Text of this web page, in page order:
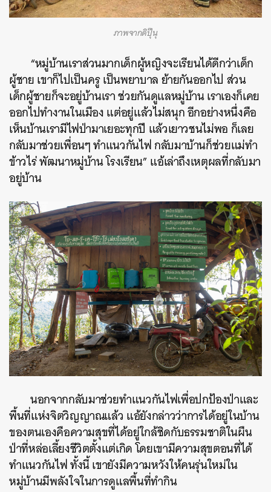
ภาพจากดิปุ๊นุ
“หมู่บ้านเราส่วนมากเด็กผู้หญิงจะเรียนได้ดีกว่าเด็ก
ผู้ชาย เขาก็ไปเป็นครู เป็นพยาบาล ย้ายกันออกไป ส่วน
เด็กผู้ชายก็จะอยู่บ้านเรา ช่วยกันดูแลหมู่บ้าน เราเองก็เคย
ออกไปทำงานในเมือง แต่อยู่แล้วไม่สนุก อีกอย่างหนึ่งคือ
เห็นบ้านเรามีไฟป่ามาเยอะทุกปี แล้วเยาวชนไม่พอ ก็เลย
กลับมาช่วยเพื่อนๆ ทำแนวกันไฟ กลับมาบ้านก็ช่วยแม่ทำ
ข้าวไร่ พัฒนาหมู่บ้าน โรงเรียน” แอ้เล่าถึงเหตุผลที่กลับมา
อยู่บ้าน
นอกจากกลับมาช่วยทำแนวกันไฟเพื่อปกป้องป่าและ
พื้นที่แห่งจิตวิญญาณแล้ว แอ้ยังกล่าวว่าการได้อยู่ในบ้าน
ของตนเองคือความสุขที่ได้อยู่ใกล้ชิดกับธรรมชาติในผืน
ป่าที่หล่อเลี้ยงชีวิตตั้งแต่เกิด โดยเขามีความสุขตอนที่ได้
ทำแนวกันไฟ ทั้งนี้ เขายังมีความหวังให้คนรุ่นใหม่ใน
หมู่บ้านมีพลังใจในการดูแลพื้นที่ทำกิน